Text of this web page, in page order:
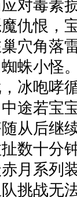
对毒素
仇恨，
穴角落
蛛小怪
冰咆哮
途若宝
从后继
数十分
月系列
挑战无